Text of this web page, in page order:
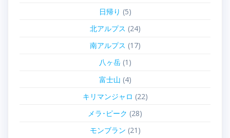
日帰り (5)
北アルプス (24)
南アルプス (17)
八ヶ岳(1)
富士山 (4)
キリマンジャロ (22)
メラ･ピーク (28)
モンブラン (21)